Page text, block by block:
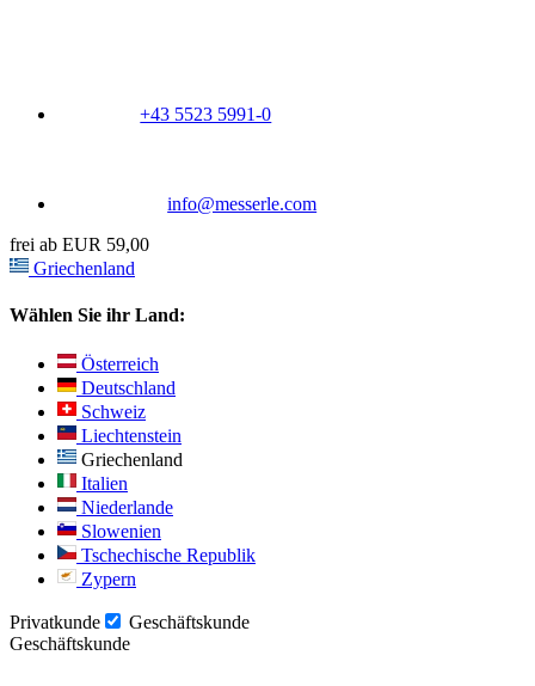
+43 5523 5991-0
info@messerle.com
frei ab EUR 59,00
Griechenland
Wählen Sie ihr Land:
Österreich
Deutschland
Schweiz
Liechtenstein
Griechenland
Italien
Niederlande
Slowenien
Tschechische Republik
Zypern
Privatkunde
Geschäftskunde
Geschäftskunde